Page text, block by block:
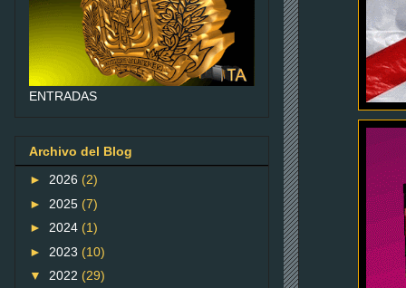
ENTRADAS
Archivo del Blog
► 2026 (2)
► 2025 (7)
► 2024 (1)
► 2023 (10)
▼ 2022 (29)